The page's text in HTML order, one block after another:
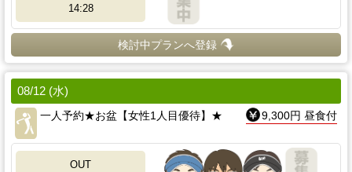
14:28
検討中プランへ登録
08/12 (水)
一人予約★お盆【女性1人目優待】★
9,300円 昼食付
OUT